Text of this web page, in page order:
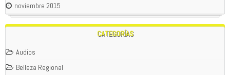
noviembre 2015
CATEGORÍAS
Audios
Belleza Regional